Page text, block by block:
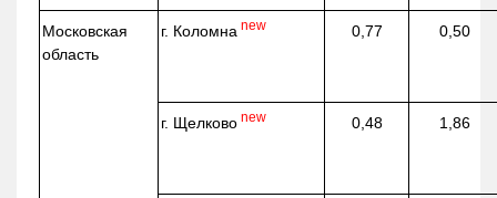
Московская
область
г. Коломна new 0,77 0,50
г. Щелково new 0,48 1,86